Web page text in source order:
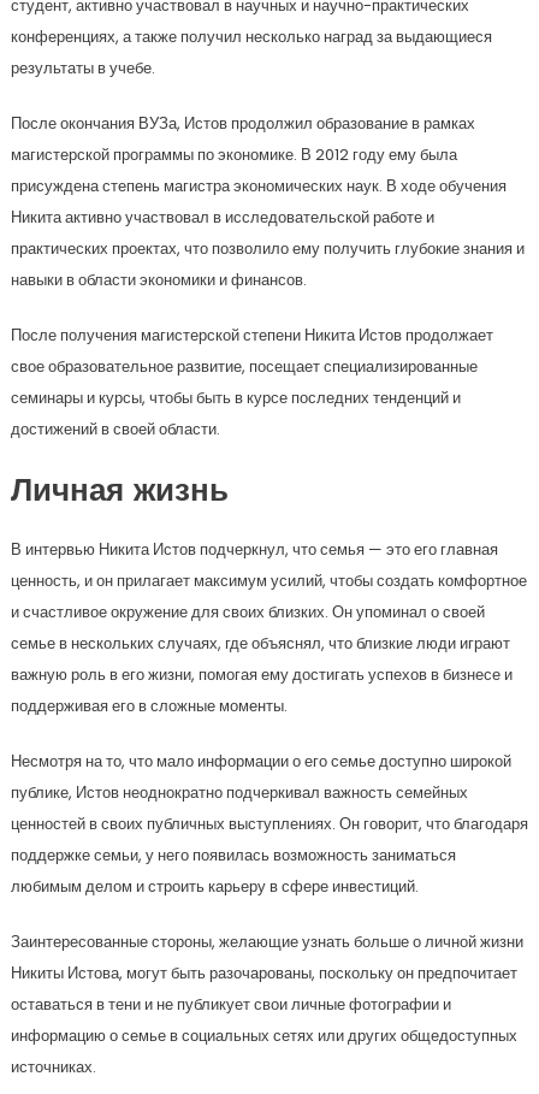
студент, активно участвовал в научных и научно-практических
конференциях, а также получил несколько наград за выдающиеся
результаты в учебе.
После окончания ВУЗа, Истов продолжил образование в рамках
магистерской программы по экономике. В 2012 году ему была
присуждена степень магистра экономических наук. В ходе обучения
Никита активно участвовал в исследовательской работе и
практических проектах, что позволило ему получить глубокие знания и
навыки в области экономики и финансов.
После получения магистерской степени Никита Истов продолжает
свое образовательное развитие, посещает специализированные
семинары и курсы, чтобы быть в курсе последних тенденций и
достижений в своей области.
Личная жизнь
В интервью Никита Истов подчеркнул, что семья — это его главная
ценность, и он прилагает максимум усилий, чтобы создать комфортное
и счастливое окружение для своих близких. Он упоминал о своей
семье в нескольких случаях, где объяснял, что близкие люди играют
важную роль в его жизни, помогая ему достигать успехов в бизнесе и
поддерживая его в сложные моменты.
Несмотря на то, что мало информации о его семье доступно широкой
публике, Истов неоднократно подчеркивал важность семейных
ценностей в своих публичных выступлениях. Он говорит, что благодаря
поддержке семьи, у него появилась возможность заниматься
любимым делом и строить карьеру в сфере инвестиций.
Заинтересованные стороны, желающие узнать больше о личной жизни
Никиты Истова, могут быть разочарованы, поскольку он предпочитает
оставаться в тени и не публикует свои личные фотографии и
информацию о семье в социальных сетях или других общедоступных
источниках.